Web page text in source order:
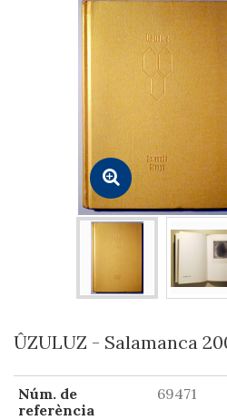
ÛZULUZ - Salamanca
Núm. de
referència
69471